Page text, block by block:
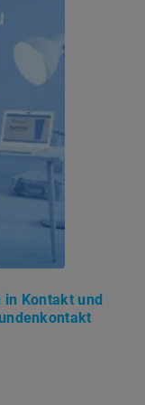
in Kontakt und